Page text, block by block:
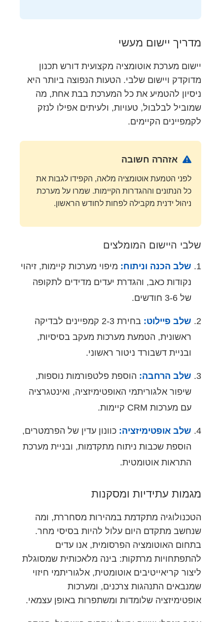
מדריך יישום מעשי
יישום מערכת אוטומציה מקצועית דורש תכנון
מדוקדק ויישום שלבי. הטעות הנפוצה ביותר היא
ניסיון להטמיע את כל המערכת בבת אחת, מה
שמוביל לבלבול, טעויות, ולעיתים אפילו לנזק
לקמפיינים הקיימים.
אזהרה חשובה
לפני הטמעת אוטומציה מלאה, הקפידו לגבות את
כל הנתונים וההגדרות הקיימות. שמרו על מערכת
ניהול ידנית מקבילה לפחות לחודש הראשון.
שלבי היישום המומלצים
שלב הכנה וניתוח: מיפוי מערכות קיימות, זיהוי
נקודות כאב, והגדרת יעדים מדידים לתקופה
של 3-6 חודשים.
שלב פיילוט:
בחירת 2-3 קמפיינים לבדיקה
ראשונית, הטמעת מערכות מעקב בסיסיות,
ובניית דשבורד ניטור ראשוני.
שלב הרחבה: הוספת פלטפורמות נוספות,
שיפור אלגוריתמי האופטימיזציה, ואינטגרציה
עם מערכות CRM קיימות.
שלב אופטימיזציה: כוונון עדין של הפרמטרים,
הוספת שכבות ניתוח מתקדמות, ובניית מערכת
התראות אוטומטית.
מגמות עתידיות ומסקנות
הטכנולוגיה מתקדמת במהירות מסחררת, ומה
שנחשב מתקדם היום עלול להיות בסיסי מחר.
בתחום האוטומציה הפרסומית, אנו עדים
להתפתחויות מרתקות: בינה מלאכותית שמסוגלת
ליצור קריאייטיבים אוטומטית, אלגוריתמי חיזוי
שמנבאים התנהגות צרכנים, ומערכות
אופטימיזציה שלומדות ומשתפרות באופן עצמאי.